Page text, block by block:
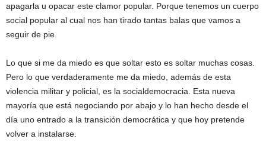
apagarla u opacar este clamor popular. Porque tenemos un cuerpo
social popular al cual nos han tirado tantas balas que vamos a
seguir de pie.
Lo que si me da miedo es que soltar esto es soltar muchas cosas.
Pero lo que verdaderamente me da miedo, además de esta
violencia militar y policial, es la socialdemocracia. Esta nueva
mayoría que está negociando por abajo y lo han hecho desde el
día uno entrado a la transición democrática y que hoy pretende
volver a instalarse.